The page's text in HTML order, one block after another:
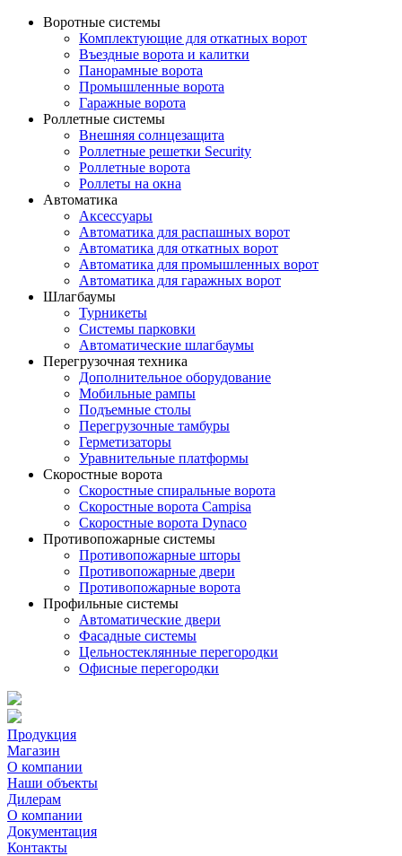
Воротные системы
Комплектующие для откатных ворот
Въездные ворота и калитки
Панорамные ворота
Промышленные ворота
Гаражные ворота
Роллетные системы
Внешняя солнцезащита
Роллетные решетки Security
Роллетные ворота
Роллеты на окна
Автоматика
Аксессуары
Автоматика для распашных ворот
Автоматика для откатных ворот
Автоматика для промышленных ворот
Автоматика для гаражных ворот
Шлагбаумы
Турникеты
Системы парковки
Автоматические шлагбаумы
Перегрузочная техника
Дополнительное оборудование
Мобильные рампы
Подъемные столы
Перегрузочные тамбуры
Герметизаторы
Уравнительные платформы
Скоростные ворота
Скоростные спиральные ворота
Скоростные ворота Campisa
Скоростные ворота Dynaco
Противопожарные системы
Противопожарные шторы
Противопожарные двери
Противопожарные ворота
Профильные системы
Автоматические двери
Фасадные системы
Цельностеклянные перегородки
Офисные перегородки
Продукция
Магазин
О компании
Наши объекты
Дилерам
О компании
Документация
Контакты